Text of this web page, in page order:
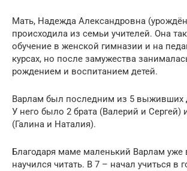
Мать, Надежда Александровна
происходила из семьи учителей. Она
обучение в женской гимназии и на
курсах, но после замужества
рождением и воспитанием детей.
Варлам был последним из 5 выживших
У него было 2 брата (Валерий и Сергей)
(Галина и Наталия).
Благодаря маме маленький Варлам уже
научился читать. В 7 – начал учиться в